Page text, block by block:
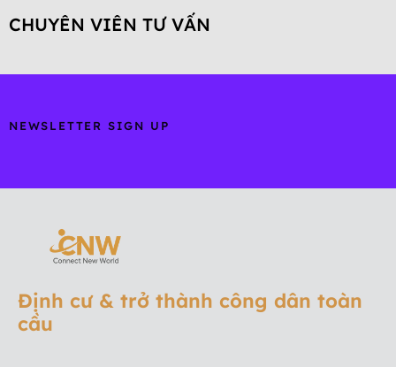
CHUYÊN VIÊN TƯ VẤN
NEWSLETTER SIGN UP
Định cư & trở thành công dân toàn
cầu